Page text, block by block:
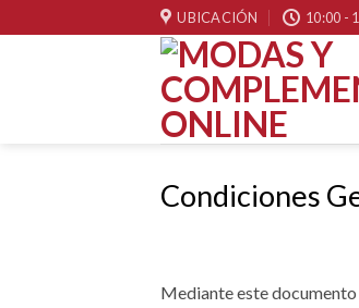
to
UBICACIÓN 10:00 -
Condiciones
Mediante este